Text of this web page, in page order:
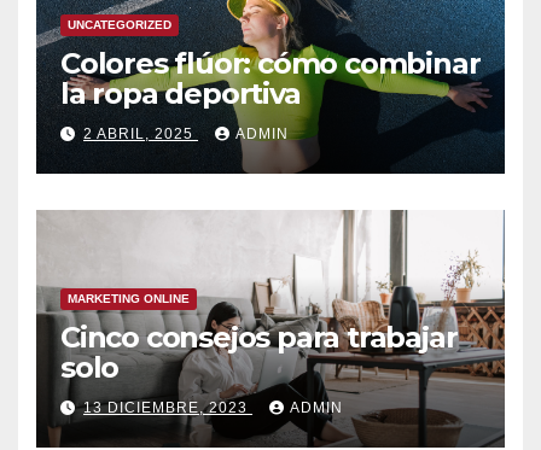
UNCATEGORIZED
Colores flúor: cómo combinar
la ropa deportiva
2 ABRIL, 2025 ADMIN
MARKETING ONLINE
Cinco consejos para trabajar
solo
13 DICIEMBRE, 2023 ADMIN